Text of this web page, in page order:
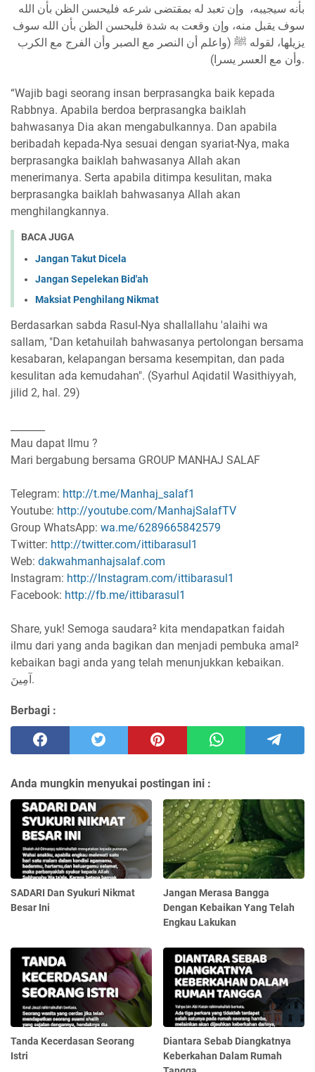
بأنه سيجيبه، وإن تعبد له بمقتضى شرعه فليحسن الظن بأن الله
سوف يقبل منه، وإن وقعت به شدة فليحسن الظن بأن الله سوف
يزيلها، لقوله ﷺ (واعلم أن النصر مع الصبر وأن الفرج مع الكرب
وأن مع العسر يسرا).
“Wajib bagi seorang insan berprasangka baik kepada
Rabbnya. Apabila berdoa berprasangka baiklah
bahwasanya Dia akan mengabulkannya. Dan apabila
beribadah kepada-Nya sesuai dengan syariat-Nya, maka
berprasangka baiklah bahwasanya Allah akan
menerimanya. Serta apabila ditimpa kesulitan, maka
berprasangka baiklah bahwasanya Allah akan
menghilangkannya.
BACA JUGA
Jangan Takut Dicela
Jangan Sepelekan Bid'ah
Maksiat Penghilang Nikmat
Berdasarkan sabda Rasul-Nya shallallahu 'alaihi wa
sallam, "Dan ketahuilah bahwasanya pertolongan bersama
kesabaran, kelapangan bersama kesempitan, dan pada
kesulitan ada kemudahan". (Syarhul Aqidatil Wasithiyyah,
jilid 2, hal. 29)
Mau dapat Ilmu ?
Mari bergabung bersama GROUP MANHAJ SALAF
Telegram: http://t.me/Manhaj_salaf1
Youtube: http://youtube.com/ManhajSalafTV
Group WhatsApp: wa.me/6289665842579
Twitter: http://twitter.com/ittibarasul1
Web: dakwahmanhajsalaf.com
Instagram: http://Instagram.com/ittibarasul1
Facebook: http://fb.me/ittibarasul1
Share, yuk! Semoga saudara² kita mendapatkan faidah
ilmu dari yang anda bagikan dan menjadi pembuka amal²
kebaikan bagi anda yang telah menunjukkan kebaikan.
آمِينَ.
Berbagi :
Anda mungkin menyukai postingan ini :
SADARI Dan Syukuri Nikmat
Besar Ini
Jangan Merasa Bangga
Dengan Kebaikan Yang Telah
Engkau Lakukan
Tanda Kecerdasan Seorang
Istri
Diantara Sebab Diangkatnya
Keberkahan Dalam Rumah